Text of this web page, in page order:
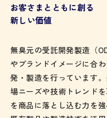
お客さまとともに創る
新しい価値
無臭元の受託開発製造（
やブランドイメージに合
発・製造を行っています
場ニーズや技術トレンド
を商品に落とし込む力を強